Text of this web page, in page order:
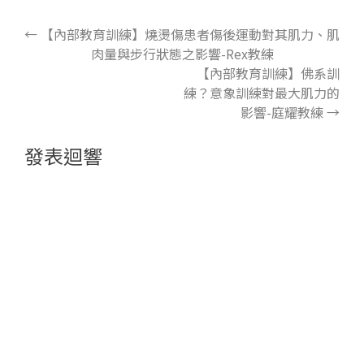
← 【內部教育訓練】燒燙傷患者傷後運動對其肌力、肌
肉量與步行狀態之影響-Rex教練
【內部教育訓練】佛系訓
練？意象訓練對最大肌力的
影響-庭耀教練→
發表迴響